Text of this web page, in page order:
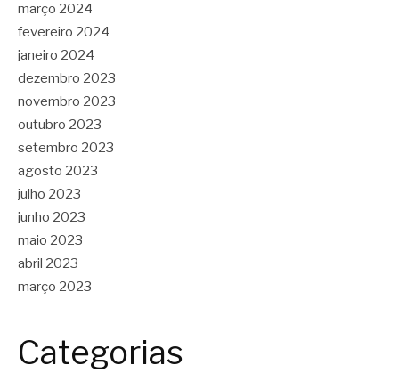
março 2024
fevereiro 2024
janeiro 2024
dezembro 2023
novembro 2023
outubro 2023
setembro 2023
agosto 2023
julho 2023
junho 2023
maio 2023
abril 2023
março 2023
Categorias